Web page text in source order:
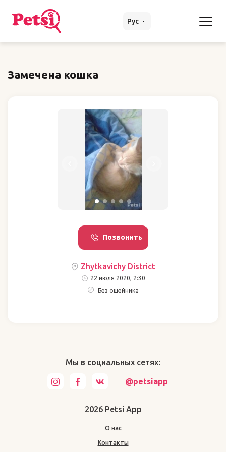
Рус
Замечена кошка
Позвонить
Zhytkavichy District
22 июля 2020, 2:30
Без ошейника
Мы в социальных сетях:
@petsiapp
2026 Petsi App
О нас
Контакты